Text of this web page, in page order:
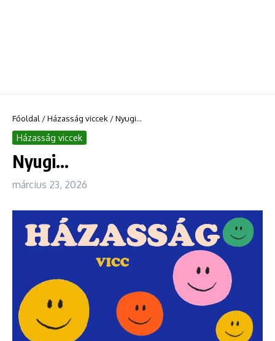
Főoldal /Házasság viccek /Nyugi…
Házasság viccek
Nyugi…
március 23, 2026